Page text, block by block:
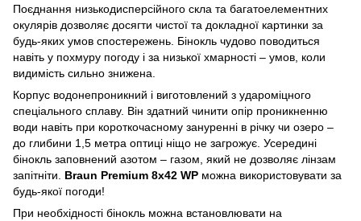
Поєднання низькодисперсійного скла та багатоелементних
окулярів дозволяє досягти чистої та докладної картинки за
будь-яких умов спостережень. Бінокль чудово поводиться
навіть у похмуру погоду і за низької хмарності – умов, коли
видимість сильно знижена.
Корпус водонепроникний і виготовлений з удароміцного
спеціального сплаву. Він здатний чинити опір проникненню
води навіть при короткочасному зануренні в річку чи озеро –
до глибини 1,5 метра оптиці ніщо не загрожує. Усередині
бінокль заповнений азотом – газом, який не дозволяє лінзам
запітніти. Braun Premium 8х42 WP можна використовувати за
будь-якої погоди!
При необхідності бінокль можна встановлювати на